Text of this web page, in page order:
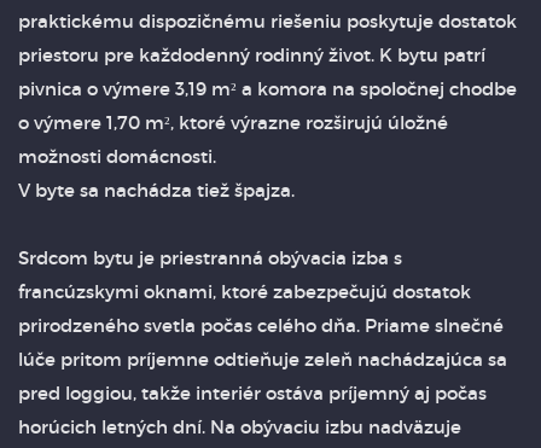
praktickému dispozičnému riešeniu poskytuje dostatok
priestoru pre každodenný rodinný život. K bytu patrí
pivnica o výmere 3,19 m² a komora na spoločnej chodbe
o výmere 1,70 m², ktoré výrazne rozširujú úložné
možnosti domácnosti.
V byte sa nachádza tiež špajza.
Srdcom bytu je priestranná obývacia izba s
francúzskymi oknami, ktoré zabezpečujú dostatok
prirodzeného svetla počas celého dňa. Priame slnečné
lúče pritom príjemne odtieňuje zeleň nachádzajúca sa
pred loggiou, takže interiér ostáva príjemný aj počas
horúcich letných dní. Na obývaciu izbu nadväzuje